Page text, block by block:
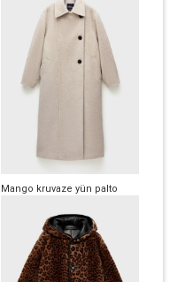
Mango kruvaze yün palto